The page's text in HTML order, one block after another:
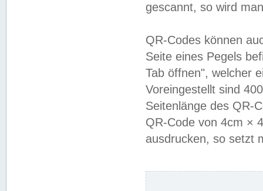
gescannt, so wird
QR-Codes können
Seite eines Pegels
Tab öffnen", welcher
Voreingestellt sind
Seitenlänge des QR-
QR-Code von 4cm ×
ausdrucken, so setzt